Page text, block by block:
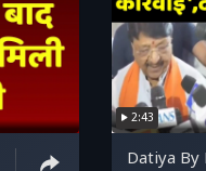
2:43
Datiya By